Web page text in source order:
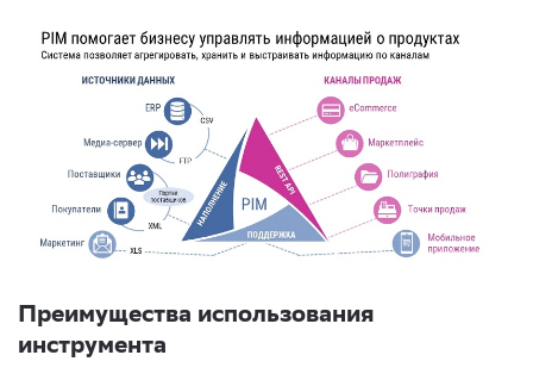
Преимущества использования
инструмента